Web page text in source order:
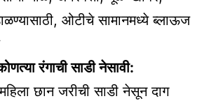
ओटीचे सामानमध्ये ब्लाऊज
रंगाची साडी नेसावी:
महिला छान जरीची साडी नेसून दाग